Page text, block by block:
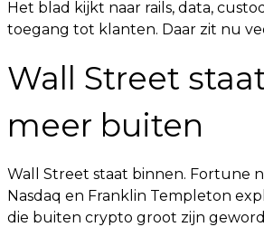
Het blad kijkt naar rails, data,
toegang tot klanten. Daar zit nu
Wall Street
meer buiten
Wall Street staat binnen. Fortune
Nasdaq en Franklin Templeton
die buiten crypto groot zijn